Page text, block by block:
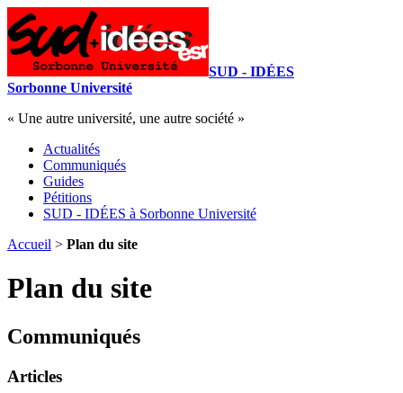
SUD - IDÉES
Sorbonne Université
« Une autre université, une autre société »
Actualités
Communiqués
Guides
Pétitions
SUD - IDÉES à Sorbonne Université
Accueil > Plan du site
Plan du site
Communiqués
Articles